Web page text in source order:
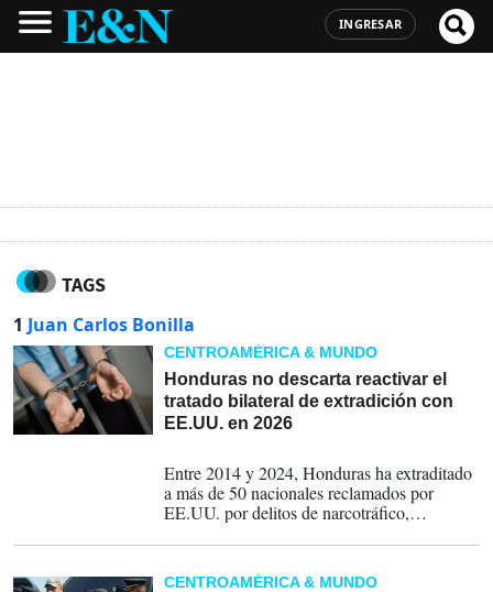
INGRESAR
TAGS
1 Juan Carlos Bonilla
CENTROAMÉRICA & MUNDO
Honduras no descarta reactivar el
tratado bilateral de extradición con
EE.UU. en 2026
Entre 2014 y 2024, Honduras ha extraditado
a más de 50 nacionales reclamados por
EE.UU. por delitos de narcotráfico,
Hernández y al exministro de Seguridad Juan
Carlos Bonilla.
CENTROAMÉRICA & MUNDO